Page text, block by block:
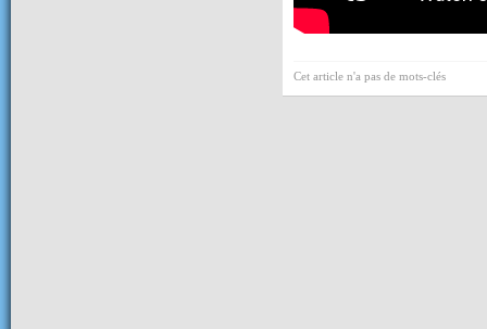
Cet article n'a pas de mots-clés